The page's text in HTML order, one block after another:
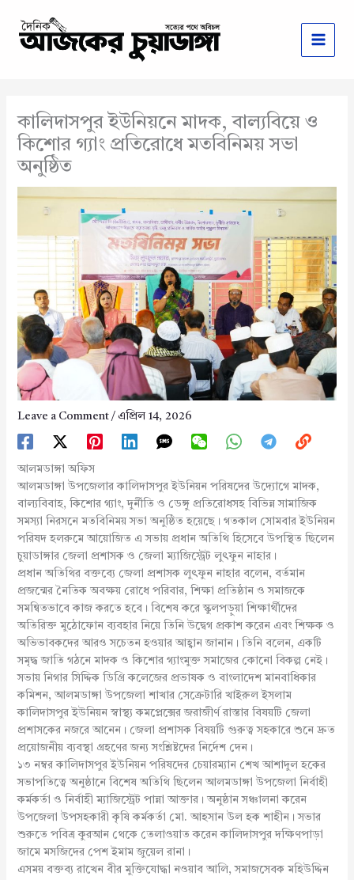
content
কালিদাসপুর ইউনিয়নে মাদক, বাল্যবিয়ে ও
কিশোর গ্যাং প্রতিরোধে মতবিনিময় সভা
অনুষ্ঠিত
Leave a Comment / এপ্রিল 14, 2026
আলমডাঙ্গা অফিস
আলমডাঙ্গা উপজেলার কালিদাসপুর ইউনিয়ন পরিষদের উদ্যোগে মাদক,
বাল্যবিবাহ, কিশোর গ্যাং, দুর্নীতি ও ডেঙ্গু প্রতিরোধসহ বিভিন্ন সামাজিক
সমস্যা নিরসনে মতবিনিময় সভা অনুষ্ঠিত হয়েছে। গতকাল সোমবার ইউনিয়ন
পরিষদ হলরুমে আয়োজিত এ সভায় প্রধান অতিথি হিসেবে উপস্থিত ছিলেন
চুয়াডাঙ্গার জেলা প্রশাসক ও জেলা ম্যাজিস্ট্রেট লুৎফুন নাহার।
প্রধান অতিথির বক্তব্যে জেলা প্রশাসক লুৎফুন নাহার বলেন, বর্তমান
প্রজন্মের নৈতিক অবক্ষয় রোধে পরিবার, শিক্ষা প্রতিষ্ঠান ও সমাজকে
সমন্বিতভাবে কাজ করতে হবে। বিশেষ করে স্কুলপড়ুয়া শিক্ষার্থীদের
অতিরিক্ত মুঠোফোন ব্যবহার নিয়ে তিনি উদ্বেগ প্রকাশ করেন এবং শিক্ষক ও
অভিভাবকদের আরও সচেতন হওয়ার আহ্বান জানান। তিনি বলেন, একটি
সমৃদ্ধ জাতি গঠনে মাদক ও কিশোর গ্যাংমুক্ত সমাজের কোনো বিকল্প নেই।
সভায় নিগার সিদ্দিক ডিগ্রি কলেজের প্রভাষক ও বাংলাদেশ মানবাধিকার
কমিশন, আলমডাঙ্গা উপজেলা শাখার সেক্রেটারি খাইরুল ইসলাম
কালিদাসপুর ইউনিয়ন স্বাস্থ্য কমপ্লেক্সের জরাজীর্ণ রাস্তার বিষয়টি জেলা
প্রশাসকের নজরে আনেন। জেলা প্রশাসক বিষয়টি গুরুত্ব সহকারে শুনে দ্রুত
প্রয়োজনীয় ব্যবস্থা গ্রহণের জন্য সংশ্লিষ্টদের নির্দেশ দেন।
১৩ নম্বর কালিদাসপুর ইউনিয়ন পরিষদের চেয়ারম্যান শেখ আশাদুল হকের
সভাপতিত্বে অনুষ্ঠানে বিশেষ অতিথি ছিলেন আলমডাঙ্গা উপজেলা নির্বাহী
কর্মকর্তা ও নির্বাহী ম্যাজিস্ট্রেট পান্না আক্তার। অনুষ্ঠান সঞ্চালনা করেন
উপজেলা উপসহকারী কৃষি কর্মকর্তা মো. আহসান উল হক শাহীন। সভার
শুরুতে পবিত্র কুরআন থেকে তেলাওয়াত করেন কালিদাসপুর দক্ষিণপাড়া
জামে মসজিদের পেশ ইমাম জুয়েল রানা।
এসময় বক্তব্য রাখেন বীর মুক্তিযোদ্ধা নওয়াব আলি, সমাজসেবক মহিউদ্দিন